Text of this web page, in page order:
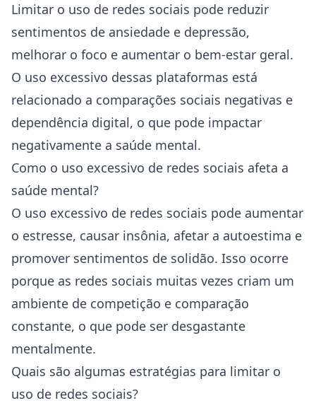
Limitar o uso de redes sociais pode reduzir
sentimentos de ansiedade e depressão,
melhorar o foco e aumentar o bem-estar geral.
O uso excessivo dessas plataformas está
relacionado a comparações sociais negativas e
dependência digital, o que pode impactar
negativamente a saúde mental.
Como o uso excessivo de redes sociais afeta a
saúde mental?
O uso excessivo de redes sociais pode aumentar
o estresse, causar insônia, afetar a autoestima e
promover sentimentos de solidão. Isso ocorre
porque as redes sociais muitas vezes criam um
ambiente de competição e comparação
constante, o que pode ser desgastante
mentalmente.
Quais são algumas estratégias para limitar o
uso de redes sociais?